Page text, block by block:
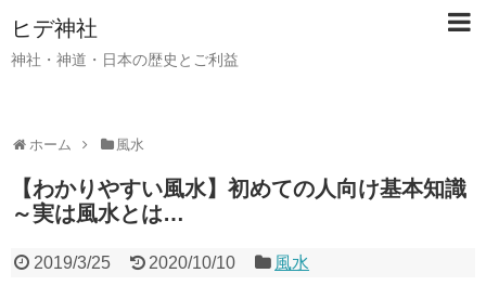
ヒデ神社
神社・神道・日本の歴史とご利益
ホーム 風水
【わかりやすい風水】初めての人向け基本知識
～実は風水とは…
2019/3/25 2020/10/10 風水